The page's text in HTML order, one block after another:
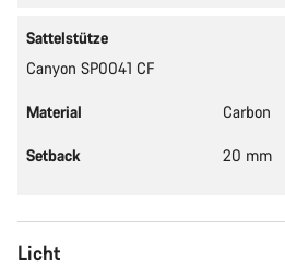
Sattelstütze
Canyon SP0041 CF
Material Carbon
Setback 20 mm
Licht